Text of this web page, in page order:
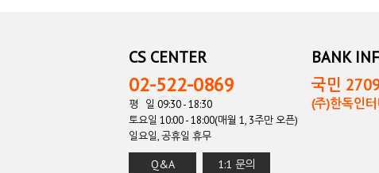
CS CENTER
02-522-0869
평 일 09:30 - 18:30
토요일 10:00 - 18:00(매월 1, 3주만 오픈)
일요일, 공휴일 휴무
Q&A 1:1 문의
BANK
국민
(주)한독인